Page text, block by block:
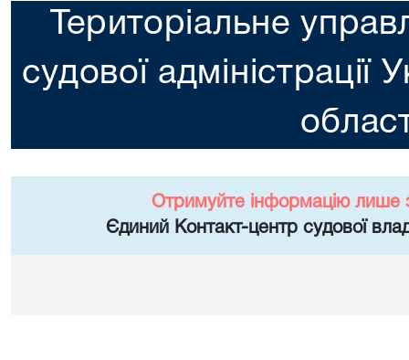
Територіальне
судової адміністрації
Отримуйте інформацію лише
Єдиний Контакт-центр судової